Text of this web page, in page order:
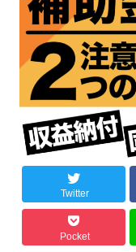
Twitter
Pocket